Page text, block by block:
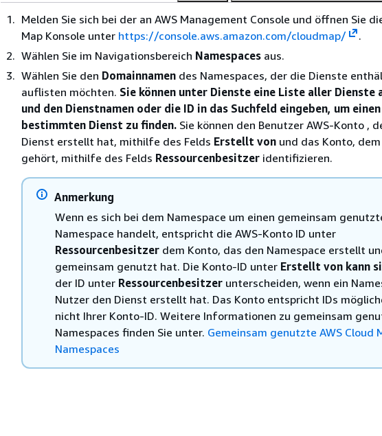
Melden Sie sich bei der an AWS Management Console und öffnen Sie
Map Konsole unter https://console.aws.amazon.com/cloudmap/
.
Wählen Sie im Navigationsbereich Namespaces aus.
Wählen Sie den Domainnamen des Namespaces, der die Dienste
auflisten möchten. Sie können unter Dienste eine Liste aller Dienste
und den Dienstnamen oder die ID in das Suchfeld eingeben, um einen
bestimmten Dienst zu finden. Sie können den Benutzer AWS-Konto ,
Dienst erstellt hat, mithilfe des Felds Erstellt von und das Konto,
gehört, mithilfe des Felds Ressourcenbesitzer identifizieren.
Anmerkung
Wenn es sich bei dem Namespace um einen gemeinsam
Namespace handelt, entspricht die AWS-Konto ID unter
Ressourcenbesitzer dem Konto, das den Namespace erstellt
gemeinsam genutzt hat. Die Konto-ID unter Erstellt von kann
der ID unter Ressourcenbesitzer unterscheiden, wenn ein
Nutzer den Dienst erstellt hat. Das Konto entspricht IDs
nicht Ihrer Konto-ID. Weitere Informationen zu gemeinsam
Namespaces finden Sie unter. Gemeinsam genutzte AWS Cloud
Namespaces